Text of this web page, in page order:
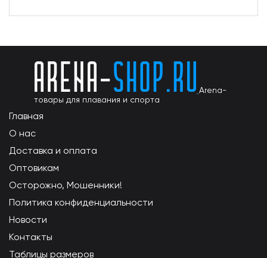
Arena-
товары для плавания и спорта
Главная
О нас
Доставка и оплата
Оптовикам
Осторожно, Мошенники!
Политика конфиденциальности
Новости
Контакты
Таблицы размеров